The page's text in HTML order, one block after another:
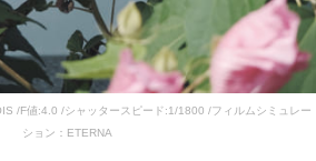
/F値:4.0 /シャッタースピード:1/1800 /フィルムシミュレー
ション：ETERNA